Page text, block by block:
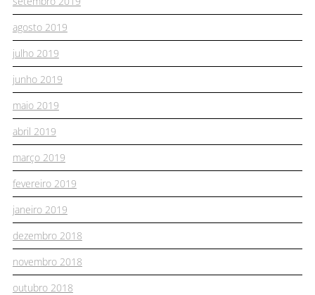
agosto 2019
julho 2019
junho 2019
maio 2019
abril 2019
março 2019
fevereiro 2019
janeiro 2019
dezembro 2018
novembro 2018
outubro 2018